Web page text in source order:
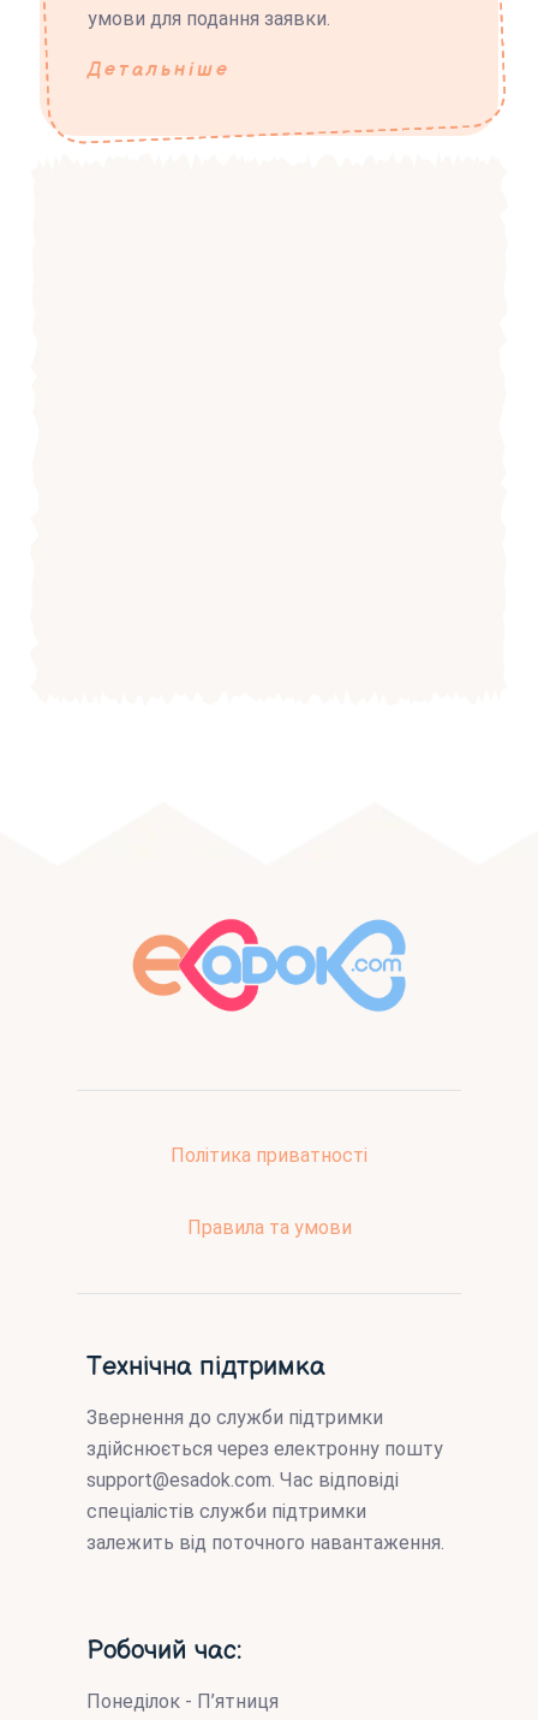
умови для подання заявки.
Детальніше
Політика приватності
Правила та умови
Технічна підтримка
Звернення до служби підтримки
здійснюється через електронну пошту
support@esadok.com. Час відповіді
спеціалістів служби підтримки
залежить від поточного навантаження.
Робочий час:
Понеділок - П’ятниця